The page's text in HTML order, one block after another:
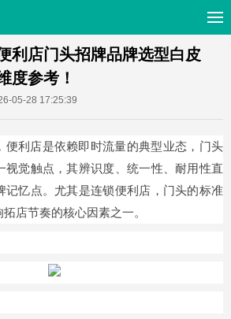
利店门头招牌品牌选型白皮
度参考！
05-28 17:25:39
便利店是依赖即时流量的典型业态，门头
视觉触点，其辨识度、统一性、耐用性直
记忆点。尤其是连锁便利店，门头的标准
店节奏的核心因素之一。